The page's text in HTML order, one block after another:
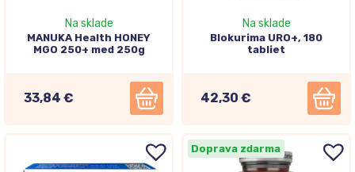
Na sklade
MANUKA Health HONEY
MGO 250+ med 250g
33,84 €
Na sklade
Blokurima URO+, 180
tabliet
42,30 €
Doprava zdarma